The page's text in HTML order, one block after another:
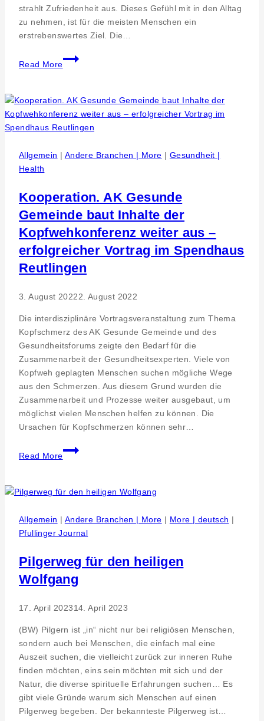
strahlt Zufriedenheit aus. Dieses Gefühl mit in den Alltag
zu nehmen, ist für die meisten Menschen ein
erstrebenswertes Ziel. Die…
Read More
Analyse.
PR
Deutschlands
Schlafzimmer
so
wie
Allgemein | Andere Branchen | More | Gesundheit |
Health
Kooperation. AK Gesunde
Gemeinde baut Inhalte der
Kopfwehkonferenz weiter aus –
erfolgreicher Vortrag im Spendhaus
Reutlingen
3. August 20222. August 2022
Die interdisziplinäre Vortragsveranstaltung zum Thema
Kopfschmerz des AK Gesunde Gemeinde und des
Gesundheitsforums zeigte den Bedarf für die
Zusammenarbeit der Gesundheitsexperten. Viele von
Kopfweh geplagten Menschen suchen mögliche Wege
aus den Schmerzen. Aus diesem Grund wurden die
Zusammenarbeit und Prozesse weiter ausgebaut, um
möglichst vielen Menschen helfen zu können. Die
Ursachen für Kopfschmerzen können sehr…
Read More
Kooperation.
AK
Gemeinde
Inhalte
aus
–
Vortrag
Allgemein | Andere Branchen | More | More | deutsch |
Pfullinger Journal
Pilgerweg für den heiligen
Wolfgang
17. April 202314. April 2023
(BW) Pilgern ist „in“ nicht nur bei religiösen Menschen,
sondern auch bei Menschen, die einfach mal eine
Auszeit suchen, die vielleicht zurück zur inneren Ruhe
finden möchten, eins sein möchten mit sich und der
Natur, die diverse spirituelle Erfahrungen suchen… Es
gibt viele Gründe warum sich Menschen auf einen
Pilgerweg begeben. Der bekannteste Pilgerweg ist…